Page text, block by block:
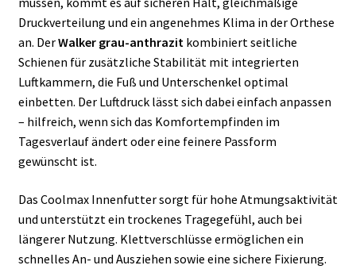
Druckverteilung und ein angenehmes Klima in der Orthese
an. DerWalker grau-anthrazitkombiniert seitliche
Schienen für zusätzliche Stabilität mit integrierten
Luftkammern, die Fuß und Unterschenkel optimal
einbetten. Der Luftdruck lässt sich dabei einfach anpassen
– hilfreich, wenn sich das Komfortempfinden im
Tagesverlauf ändert oder eine feinere Passform
gewünscht ist.
Das Coolmax Innenfutter sorgt für hohe Atmungsaktivität
und unterstützt ein trockenes Tragegefühl, auch bei
längerer Nutzung. Klettverschlüsse ermöglichen ein
schnelles An- und Ausziehen sowie eine sichere Fixierung.